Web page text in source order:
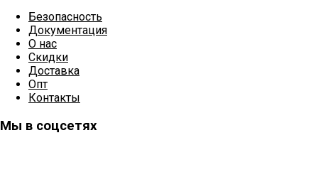
Безопасность
Документация
О нас
Скидки
Доставка
Опт
Контакты
Мы в соцсетях